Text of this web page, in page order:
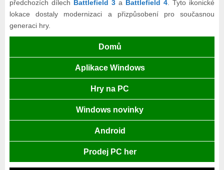
předchozích dílech Battlefield 3a Battlefield 4 . Tyto ikonické
lokace dostaly modernizaci a přizpůsobení pro současnou
generaci hry.
Domů
Aplikace Windows
Hry na PC
Windows novinky
Android
Prodej PC her